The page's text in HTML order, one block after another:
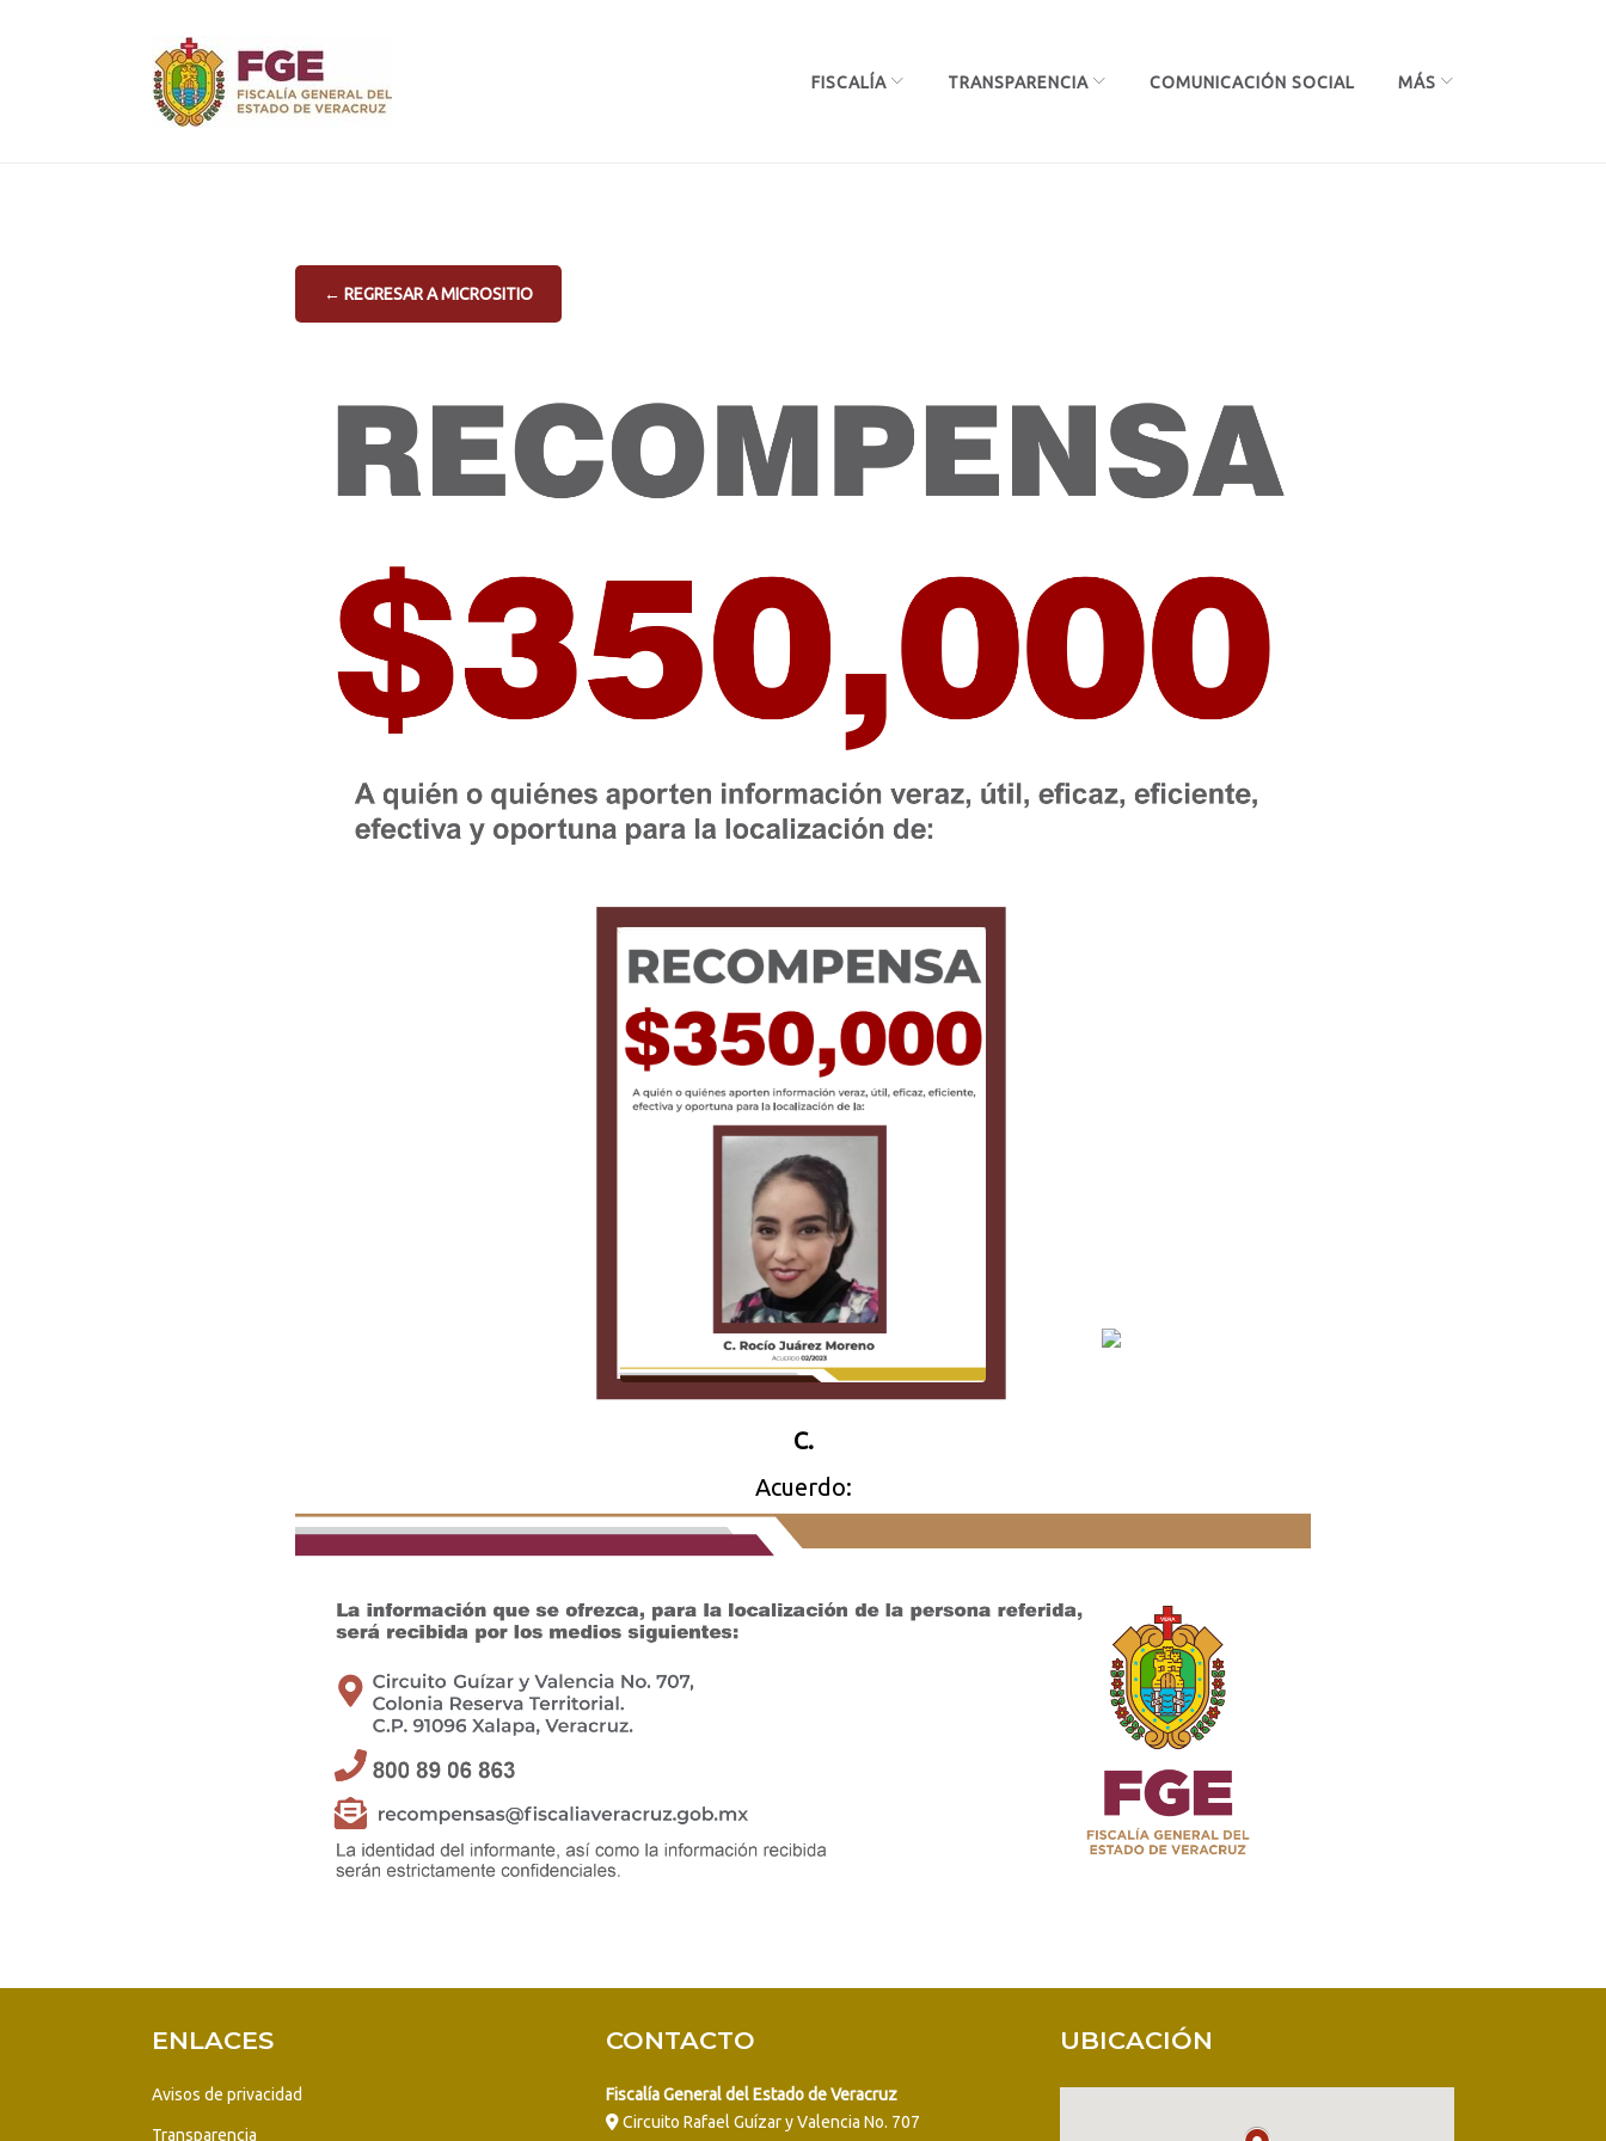
FISCALÍA TRANSPARENCIA COMUNICACIÓN SOCIAL MÁS
← REGRESAR A MICROSITIO
C.
Acuerdo:
ENLACES
Avisos de privacidad
Transparencia
CONTACTO
Fiscalía General del Estado de Veracruz
Circuito Rafael Guízar y Valencia No. 707
UBICACIÓN